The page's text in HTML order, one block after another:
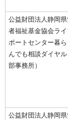
公益財団法人静岡県
者福祉基金協会ラ
ポートセンター暮ら
んでも相談ダイヤ
部事務所）
公益財団法人静岡県